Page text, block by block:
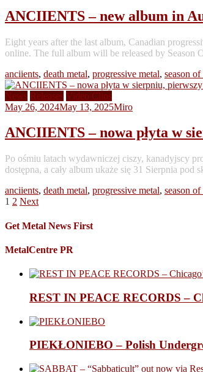
ANCIIENTS – new album in
Eight years after the last album, Canadian
online. The full album will be released by
anciients, death metal, progressive metal, season of
News Releases Video Clips
May 26, 2024May 13, 2025Miro
ANCIIENTS – nowa płyta w
Po ośmiu latach wydawniczej ciszy, kanadyjscy
dostępna, a cały album ukaże się 31 Sierpnia
anciients, death metal, progressive metal, season of
Posts
pagination
1 2 Next
Get Metal News First
MetalCentre PR
REST IN PEACE RECORDS –
PIEKŁONIEBO – Polish